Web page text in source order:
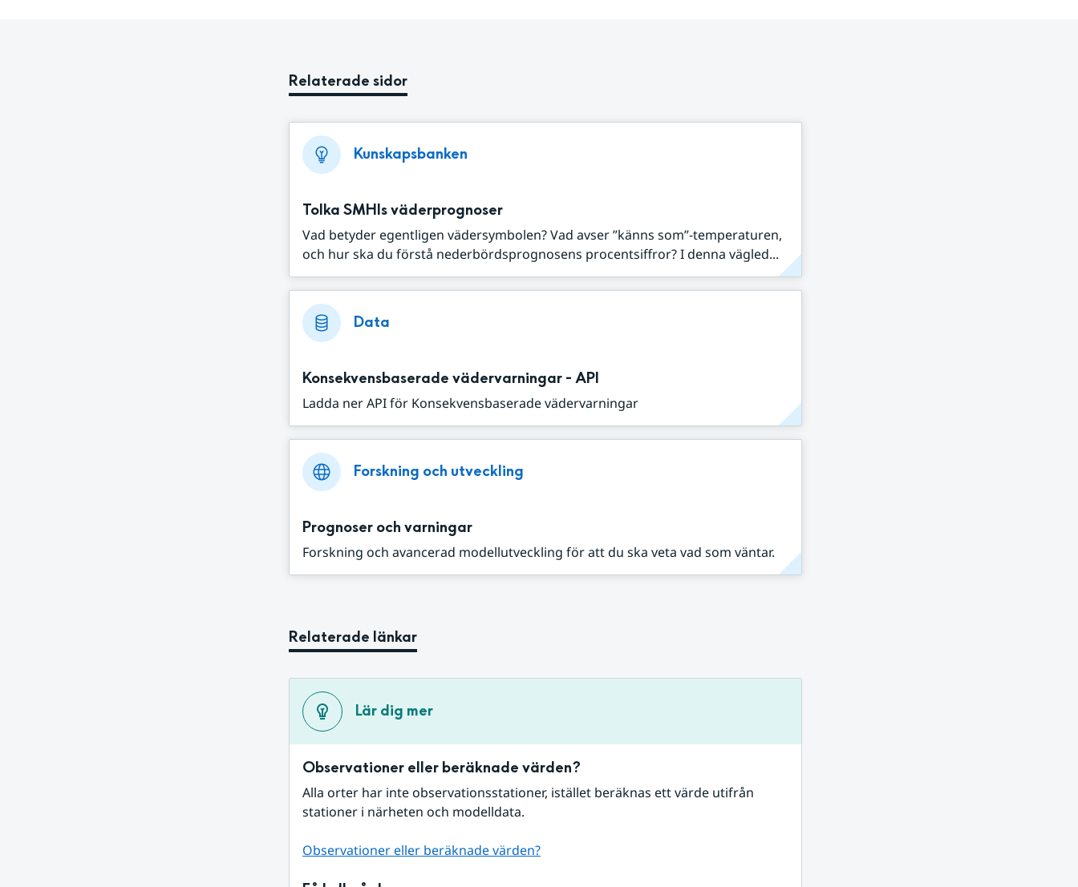
Relaterade sidor
Kunskapsbanken
Tolka SMHIs väderprognoser
Vad betyder egentligen vädersymbolen? Vad avser ”känns som”-temperaturen,
och hur ska du förstå nederbördsprognosens procentsiffror? I denna vägled...
Data
Konsekvensbaserade vädervarningar - API
Ladda ner API för Konsekvensbaserade vädervarningar
Forskning och utveckling
Prognoser och varningar
Forskning och avancerad modellutveckling för att du ska veta vad som väntar.
Relaterade länkar
Lär dig mer
Observationer eller beräknade värden?
Alla orter har inte observationsstationer, istället beräknas ett värde utifrån
stationer i närheten och modelldata.
Observationer eller beräknade värden?